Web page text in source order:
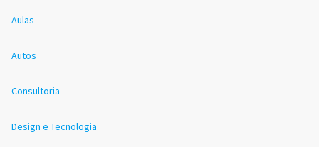
Aulas
Autos
Consultoria
Design e Tecnologia